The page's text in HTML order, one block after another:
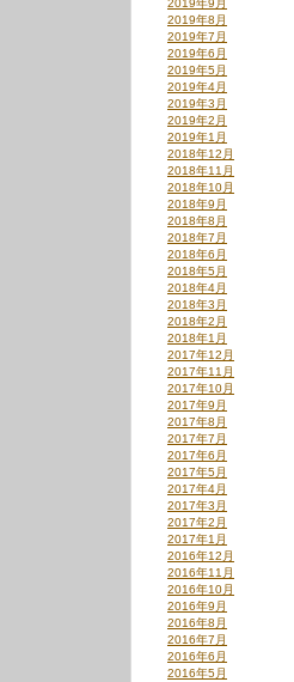
2019年9月
2019年8月
2019年7月
2019年6月
2019年5月
2019年4月
2019年3月
2019年2月
2019年1月
2018年12月
2018年11月
2018年10月
2018年9月
2018年8月
2018年7月
2018年6月
2018年5月
2018年4月
2018年3月
2018年2月
2018年1月
2017年12月
2017年11月
2017年10月
2017年9月
2017年8月
2017年7月
2017年6月
2017年5月
2017年4月
2017年3月
2017年2月
2017年1月
2016年12月
2016年11月
2016年10月
2016年9月
2016年8月
2016年7月
2016年6月
2016年5月